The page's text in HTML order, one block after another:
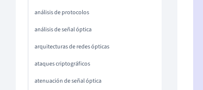
análisis de protocolos
análisis de señal óptica
arquitecturas de redes ópticas
ataques criptográficos
atenuación de señal óptica